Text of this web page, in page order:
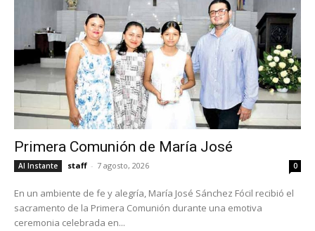
Primera Comunión de María José
Al Instante staff - 7 agosto, 2026 0
En un ambiente de fe y alegría, María José Sánchez Fócil recibió el
sacramento de la Primera Comunión durante una emotiva
ceremonia celebrada en...